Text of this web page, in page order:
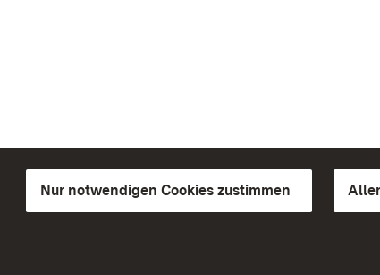
Nur notwendigen Cookies zustimmen